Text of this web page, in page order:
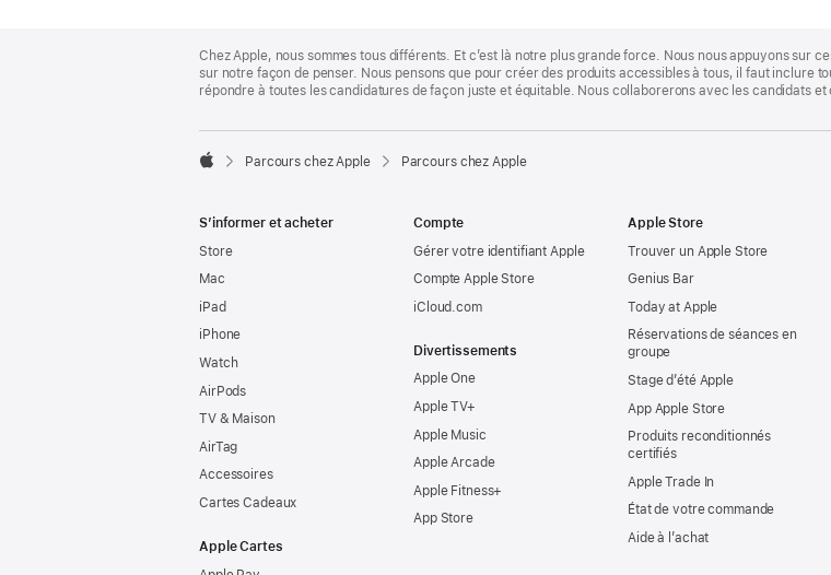
Footer
Chez Apple, nous sommes tous différents. Et c’est là notre plus grande force. Nous nous appuyons sur
sur notre façon de penser. Nous pensons que pour créer des produits accessibles à tous, il faut inclure
répondre à toutes les candidatures de façon juste et équitable. Nous collaborerons avec les candidats

Parcours chez Apple Parcours chez Apple
S’informer et acheter
Store
Mac
iPad
iPhone
Watch
AirPods
TV & Maison
AirTag
Accessoires
Cartes Cadeaux
Apple Cartes
Compte
Gérer votre identifiant Apple
Compte Apple Store
iCloud.com
Divertissements
Apple One
Apple TV+
Apple Music
Apple Arcade
Apple Fitness+
App Store
Apple Store
Trouver un Apple Store
Genius Bar
Today at Apple
Réservations de séances en
groupe
Stage d’été Apple
App Apple Store
Produits reconditionnés
certifiés
Apple Trade In
État de votre commande
Aide à l’achat